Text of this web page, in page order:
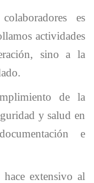
es
actividades
sino a la
de la
y salud en
e
extensivo al